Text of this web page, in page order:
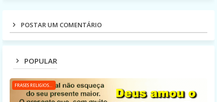
POSTAR UM COMENTÁRIO
POPULAR
FRASES RELIGIOSAS